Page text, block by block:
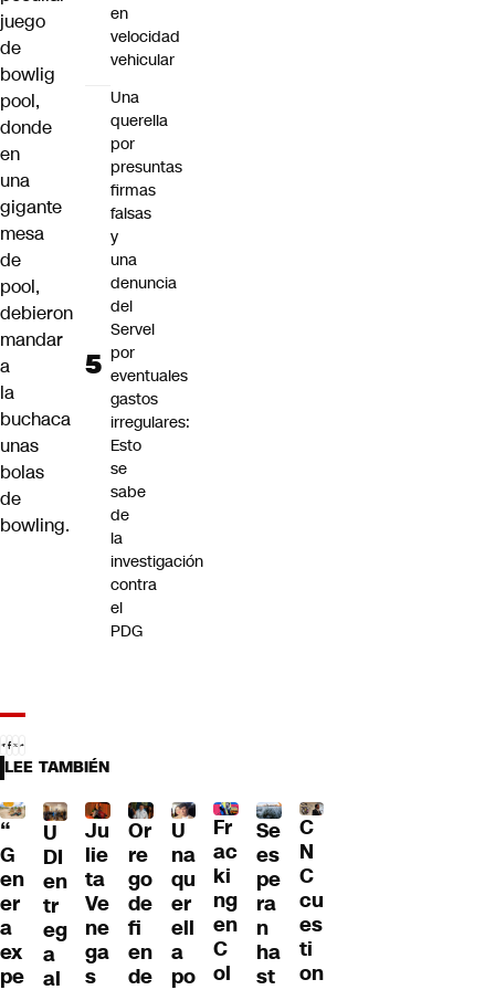
juego
de
bowlig
pool,
donde
en
una
gigante
mesa
de
pool,
debieron
mandar
a
la
buchaca
unas
bolas
de
bowling.
en
velocidad
vehicular
Una
querella
por
presuntas
firmas
falsas
y
una
denuncia
del
Servel
por
eventuales
gastos
irregulares:
Esto
se
sabe
de
la
investigación
contra
el
PDG
LEE TAMBIÉN
“
G
en
er
a
ex
pe
U
DI
en
tr
eg
a
al
Ju
lie
ta
Ve
ne
ga
s
Or
re
go
de
fi
en
de
U
na
qu
er
ell
a
po
Fr
ac
ki
ng
en
C
ol
Se
es
pe
ra
n
ha
st
C
N
C
cu
es
ti
on